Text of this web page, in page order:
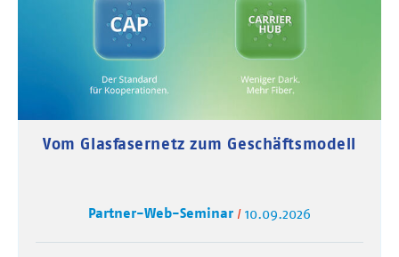
Vom Glasfasernetz zum Geschäftsmodell
Partner-Web-Seminar 10.09.2026